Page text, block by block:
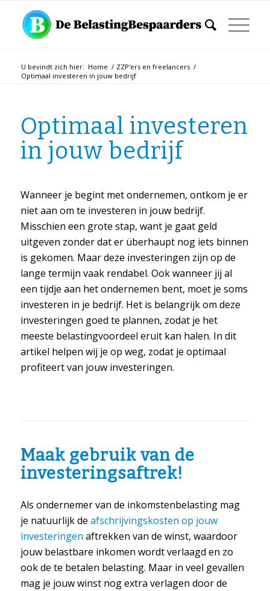
U bevindt zich hier: Home / ZZP'ers en freelancers /
Optimaal investeren in jouw bedrijf
Optimaal investeren
in jouw bedrijf
Wanneer je begint met ondernemen, ontkom je er
niet aan om te investeren in jouw bedrijf.
Misschien een grote stap, want je gaat geld
uitgeven zonder dat er überhaupt nog iets binnen
is gekomen. Maar deze investeringen zijn op de
lange termijn vaak rendabel. Ook wanneer jij al
een tijdje aan het ondernemen bent, moet je soms
investeren in je bedrijf. Het is belangrijk om deze
investeringen goed te plannen, zodat je het
meeste belastingvoordeel eruit kan halen. In dit
artikel helpen wij je op weg, zodat je optimaal
profiteert van jouw investeringen.
Maak gebruik van de
investeringsaftrek!
Als ondernemer van de inkomstenbelasting mag
je natuurlijk de afschrijvingskosten op jouw
investeringen aftrekken van de winst, waardoor
jouw belastbare inkomen wordt verlaagd en zo
ook de te betalen belasting. Maar in veel gevallen
mag je jouw winst nog extra verlagen door de